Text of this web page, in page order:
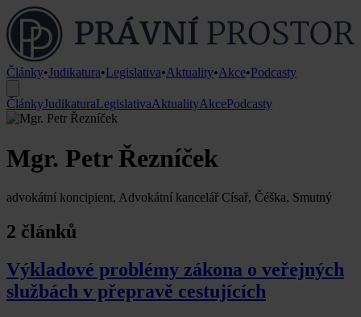
Články•Judikatura•Legislativa•Aktuality•Akce•Podcasty
ČlánkyJudikaturaLegislativaAktualityAkcePodcasty
Mgr. Petr Řezníček
advokátní koncipient, Advokátní kancelář Císař, Čéška, Smutný
2 článků
Výkladové problémy zákona o veřejných
službách v přepravě cestujících